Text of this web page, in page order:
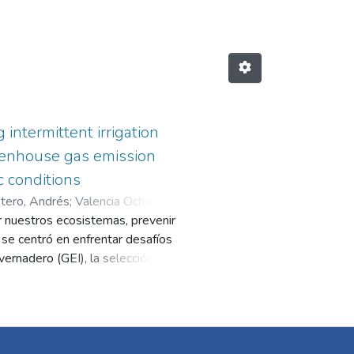
intermittent irrigation
gas emission
conditions
Andrés; Valencia Ochoa,
nuestros ecosistemas, prevenir
centró en enfrentar desafíos
(GEI), la selección de
La implementación